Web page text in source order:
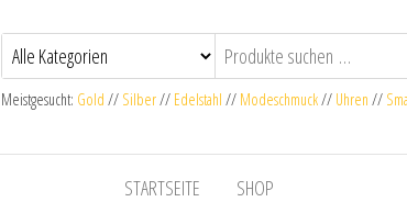
Meistgesucht: Gold // Silber// Edelstahl // Modeschmuck// Uhren //
STARTSEITE SHOP